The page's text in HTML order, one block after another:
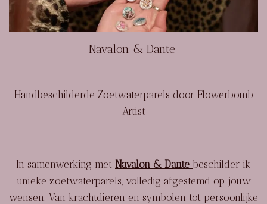
Navalon & Dante
Handbeschilderde Zoetwaterparels door Flowerbomb
Artist
In samenwerking met Navalon & Dante beschilder ik
unieke zoetwaterparels, volledig afgestemd op jouw
wensen. Van krachtdieren en symbolen tot persoonlijke